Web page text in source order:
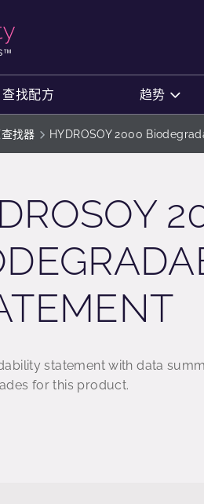
查找配方 趋势
找器 HYDROSOY 2000
statement with data
for this product.